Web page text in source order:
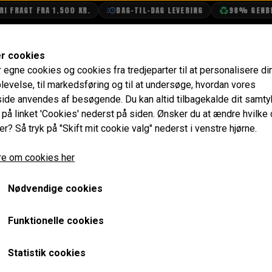
FRA 1.500 KR. DAG-TIL-DAG LEVERING 98%
Vindafvisere til Døre med Vinduesoprul MK3->
Vindafvisere til Døre
Varenummer: 12400 3052
Monteres nemt i dørkanten uden klips/tape.
Hos RetroSpeed anbefaler vi altid at montere disse på
Der kommer ikke regn ind ved kørsel med åbne vinduer
cookies
egne cookies og cookies fra tredjeparter til at personalisere
til markedsføring og til at undersøge, hvordan vores
anvendes af besøgende. Du kan altid tilbagekalde dit
linket 'Cookies' nederst på siden. Ønsker du at ændre hvilke
Så tryk på "Skift mit cookie valg" nederst i venstre hjørne.
om cookies her
Nødvendige cookies
Funktionelle cookies
Statistik cookies